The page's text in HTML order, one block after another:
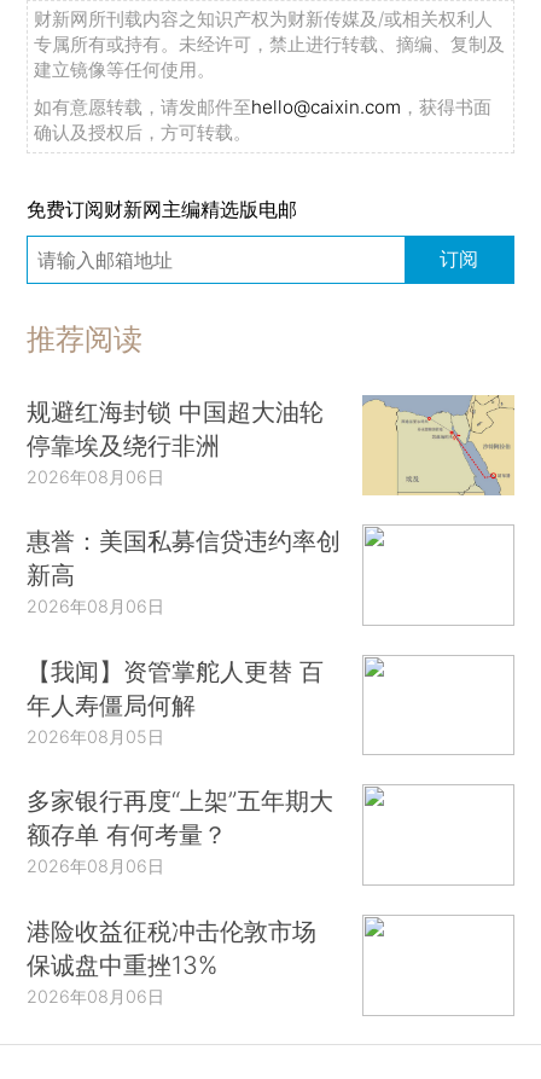
财新网所刊载内容之知识产权为财新传媒及/或相关权利人
专属所有或持有。未经许可，禁止进行转载、摘编、复制及
建立镜像等任何使用。
如有意愿转载，请发邮件至hello@caixin.com ，获得书面
确认及授权后，方可转载。
免费订阅财新网主编精选版电邮
订阅
推荐阅读
规避红海封锁 中国超大油轮
停靠埃及绕行非洲
2026年08月06日
惠誉：美国私募信贷违约率创
新高
2026年08月06日
【我闻】资管掌舵人更替 百
年人寿僵局何解
2026年08月05日
多家银行再度“上架”五年期大
额存单 有何考量？
2026年08月06日
港险收益征税冲击伦敦市场
保诚盘中重挫13%
2026年08月06日